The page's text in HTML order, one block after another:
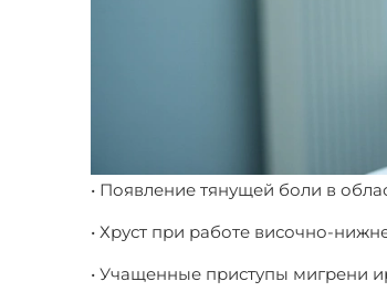
• Появление тянущей боли в
• Хруст при работе височно-
• Учащенные приступы мигрени